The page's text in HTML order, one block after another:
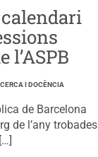
l’ASPB
I DOCÈNCIA
de Barcelona
de l’any trobades